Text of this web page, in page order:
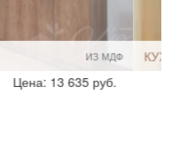
ИЗ ЛДСП
Цена: 17 792 руб.